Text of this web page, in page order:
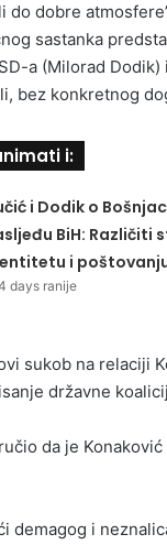
do dobre
sastanka
a (Milorad Dodik)
bez konkretnog
i:
i Dodik o
BiH: Različiti
i
days ranije
sukob na relaciji
državne
da je Konaković
demagog i